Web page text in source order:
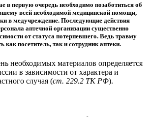
в первую очередь необходимо позаботиться об
всей необходимой медицинской помощи,
в медучреждение. Последующие действия
аптечной организации существенно
от статуса потерпевшего. Ведь травму
как посетитель, так и сотрудник аптеки.
необходимых материалов определяется
в зависимости от характера и
случая (ст. 229.2 ТК РФ).